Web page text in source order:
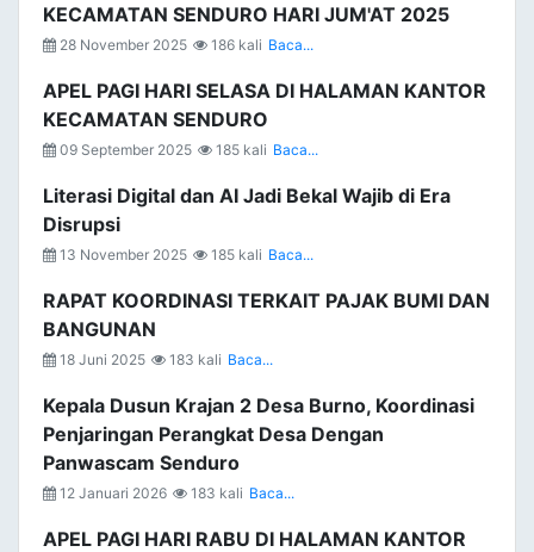
KECAMATAN SENDURO HARI JUM'AT 2025
28 November 2025 186 kali Baca...
APEL PAGI HARI SELASA DI HALAMAN KANTOR
KECAMATAN SENDURO
09 September 2025 185 kali Baca...
Literasi Digital dan AI Jadi Bekal Wajib di Era
Disrupsi
13 November 2025 185 kali Baca...
RAPAT KOORDINASI TERKAIT PAJAK BUMI DAN
BANGUNAN
18 Juni 2025 183 kali Baca...
Kepala Dusun Krajan 2 Desa Burno, Koordinasi
Penjaringan Perangkat Desa Dengan
Panwascam Senduro
12 Januari 2026 183 kali Baca...
APEL PAGI HARI RABU DI HALAMAN KANTOR